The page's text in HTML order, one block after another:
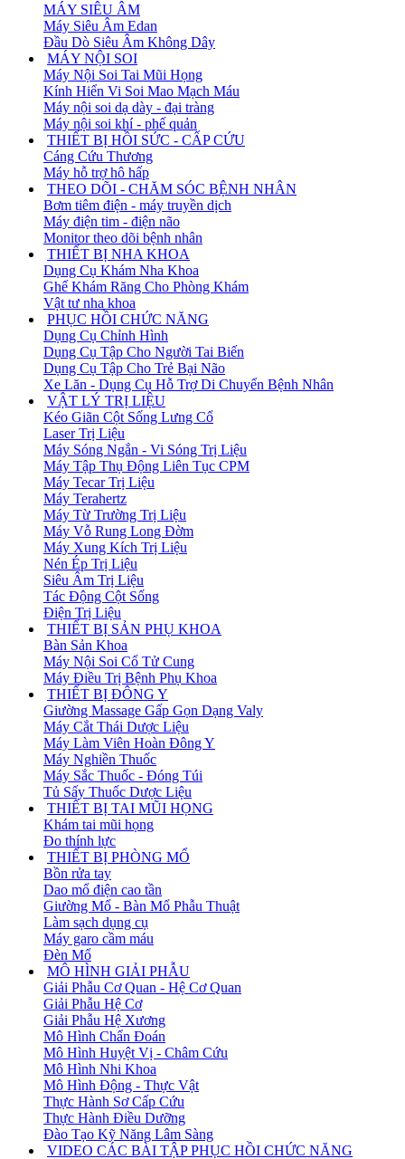
MÁY SIÊU ÂM
Máy Siêu Âm Edan
Đầu Dò Siêu Âm Không Dây
MÁY NỘI SOI
Máy Nội Soi Tai Mũi Họng
Kính Hiển Vi Soi Mao Mạch Máu
Máy nội soi dạ dày - đại tràng
Máy nội soi khí - phế quản
THIẾT BỊ HỒI SỨC - CẤP CỨU
Cáng Cứu Thương
Máy hỗ trợ hô hấp
THEO DÕI - CHĂM SÓC BỆNH NHÂN
Bơm tiêm điện - máy truyền dịch
Máy điện tim - điện não
Monitor theo dõi bệnh nhân
THIẾT BỊ NHA KHOA
Dụng Cụ Khám Nha Khoa
Ghế Khám Răng Cho Phòng Khám
Vật tư nha khoa
PHỤC HỒI CHỨC NĂNG
Dụng Cụ Chỉnh Hình
Dụng Cụ Tập Cho Người Tai Biến
Dụng Cụ Tập Cho Trẻ Bại Não
Xe Lăn - Dụng Cụ Hỗ Trợ Di Chuyển Bệnh Nhân
VẬT LÝ TRỊ LIỆU
Kéo Giãn Cột Sống Lưng Cổ
Laser Trị Liệu
Máy Sóng Ngắn - Vi Sóng Trị Liệu
Máy Tập Thụ Động Liên Tục CPM
Máy Tecar Trị Liệu
Máy Terahertz
Máy Từ Trường Trị Liệu
Máy Vỗ Rung Long Đờm
Máy Xung Kích Trị Liệu
Nén Ép Trị Liệu
Siêu Âm Trị Liệu
Tác Động Cột Sống
Điện Trị Liệu
THIẾT BỊ SẢN PHỤ KHOA
Bàn Sản Khoa
Máy Nội Soi Cổ Tử Cung
Máy Điều Trị Bệnh Phụ Khoa
THIẾT BỊ ĐÔNG Y
Giường Massage Gấp Gọn Dạng Valy
Máy Cắt Thái Dược Liệu
Máy Làm Viên Hoàn Đông Y
Máy Nghiền Thuốc
Máy Sắc Thuốc - Đóng Túi
Tủ Sấy Thuốc Dược Liệu
THIẾT BỊ TAI MŨI HỌNG
Khám tai mũi họng
Đo thính lực
THIẾT BỊ PHÒNG MỔ
Bồn rửa tay
Dao mổ điện cao tần
Giường Mổ - Bàn Mổ Phẫu Thuật
Làm sạch dụng cụ
Máy garo cầm máu
Đèn Mổ
MÔ HÌNH GIẢI PHẪU
Giải Phẫu Cơ Quan - Hệ Cơ Quan
Giải Phẫu Hệ Cơ
Giải Phẫu Hệ Xương
Mô Hình Chẩn Đoán
Mô Hình Huyệt Vị - Châm Cứu
Mô Hình Nhi Khoa
Mô Hình Động - Thực Vật
Thực Hành Sơ Cấp Cứu
Thực Hành Điều Dưỡng
Đào Tạo Kỹ Năng Lâm Sàng
VIDEO CÁC BÀI TẬP PHỤC HỒI CHỨC NĂNG